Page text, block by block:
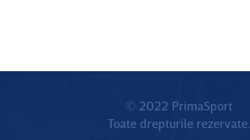
© 2022 PrimaSport
Toate drepturile rezervate.